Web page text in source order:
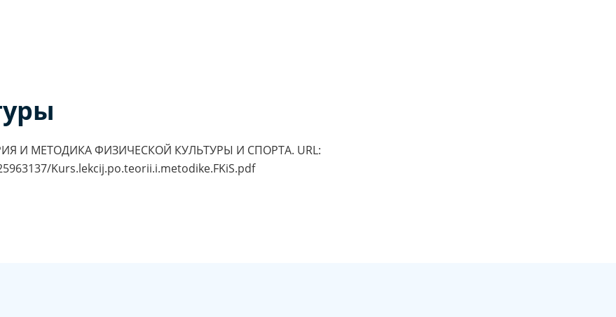
И МЕТОДИКА ФИЗИЧЕСКОЙ КУЛЬТУРЫ И СПОРТА. URL:
Kurs.lekcij.po.teorii.i.metodike.FKiS.pdf